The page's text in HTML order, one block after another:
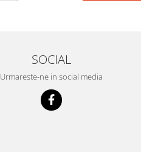
SOCIAL
Urmareste-ne in social media